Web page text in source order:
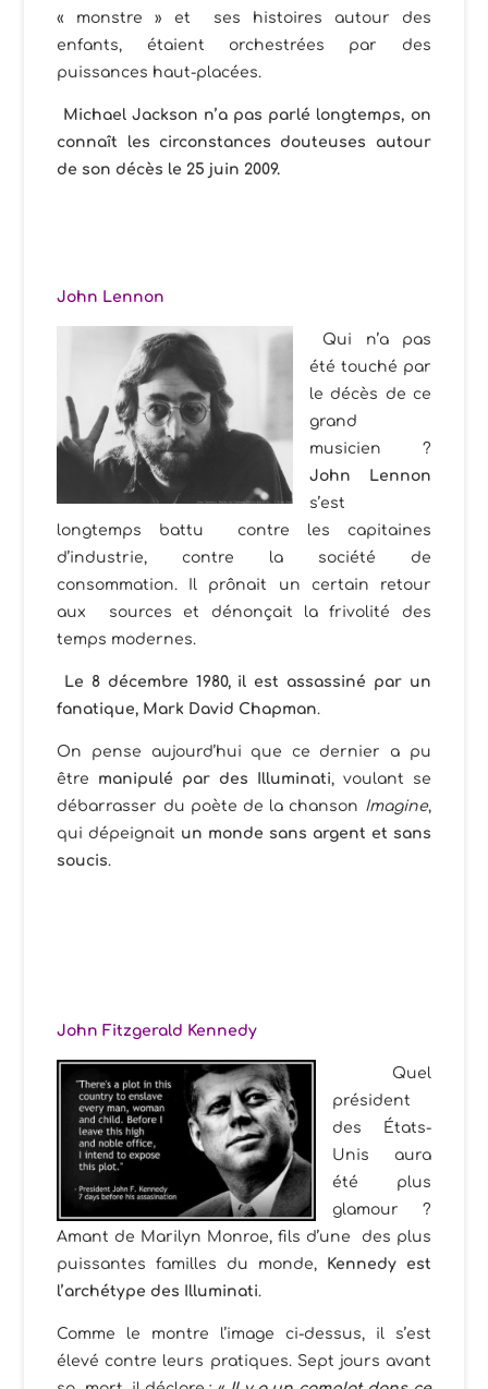
« monstre » et ses histoires autour des
enfants, étaient orchestrées par des
puissances haut-placées.
Michael Jackson n’a pas parlé longtemps, on
connaît les circonstances douteuses autour
de son décès le 25 juin 2009.
John Lennon
Qui n’a pas
été touché par
le décès de ce
grand
musicien ?
John Lennon
s’est
longtemps battu contre les capitaines
d’industrie, contre la société de
consommation. Il prônait un certain retour
aux sources et dénonçait la frivolité des
temps modernes.
Le 8 décembre 1980, il est assassiné par un
fanatique, Mark David Chapman.
On pense aujourd’hui que ce dernier a pu
être manipulé par des Illuminati, voulant se
débarrasser du poète de la chanson Imagine,
qui dépeignait un monde sans argent et sans
soucis.
John Fitzgerald Kennedy
Quel
président
des États-
Unis aura
été plus
glamour ?
Amant de Marilyn Monroe, fils d’une des plus
puissantes familles du monde, Kennedy est
l’archétype des Illuminati.
Comme le montre l’image ci-dessus, il s’est
élevé contre leurs pratiques. Sept jours avant